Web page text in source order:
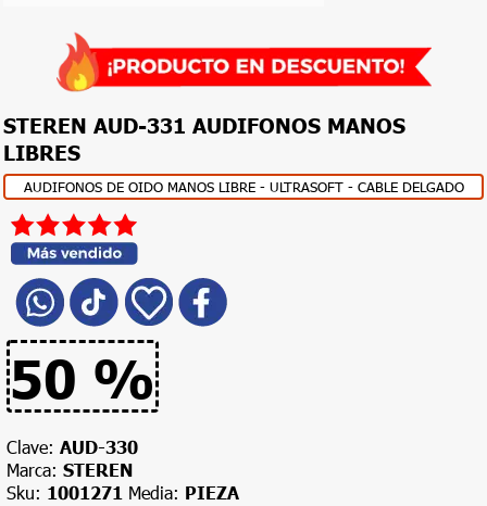
Facturación
y
garantías
PROMOCIONES
CATÁLOGO
FIN
DE
MES
STEREN AUD-331 AUDIFONOS MANOS
LIBRES
AUDIFONOS DE OIDO MANOS LIBRE - ULTRASOFT - CABLE DELGADO
50 %
Clave: AUD-330
Marca: STEREN
Sku: 1001271 Media: PIEZA